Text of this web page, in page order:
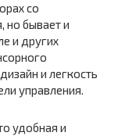
со
но бывает и
и других
и легкость
управления.
удобная и